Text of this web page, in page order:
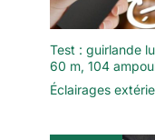
Test : guirlande
60 m, 104
Éclairages